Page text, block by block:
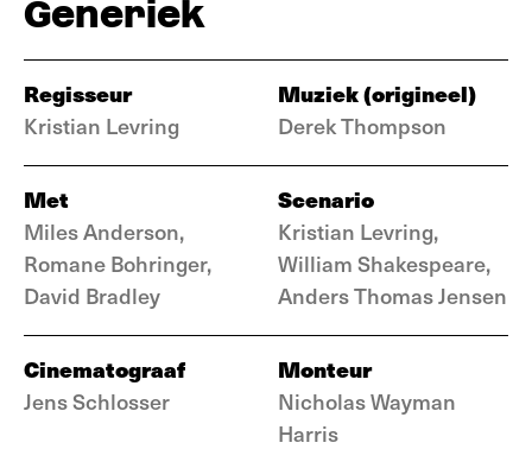
Generiek
Regisseur
Kristian Levring
Muziek (origineel)
Derek Thompson
Met
Miles Anderson,
Romane Bohringer,
David Bradley
Scenario
Kristian Levring,
William Shakespeare,
Anders Thomas Jensen
Cinematograaf
Jens Schlosser
Monteur
Nicholas Wayman
Harris